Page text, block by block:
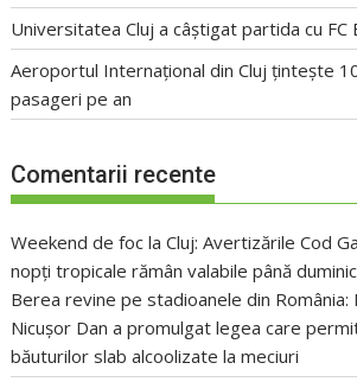
Universitatea Cluj a câștigat partida cu FC
Aeroportul Internațional din Cluj țintește
pasageri pe an
Comentarii recente
Weekend de foc la Cluj: Avertizările Cod
nopți tropicale rămân valabile până
Berea revine pe stadioanele din România:
Nicușor Dan a promulgat legea care
băuturilor slab alcoolizate la meciuri